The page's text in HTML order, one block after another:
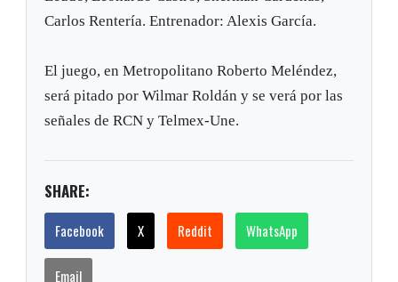
Carlos Rentería. Entrenador: Alexis García.
El juego, en Metropolitano Roberto Meléndez,
será pitado por Wilmar Roldán y se verá por las
señales de RCN y Telmex-Une.
SHARE:
Facebook X Reddit WhatsApp
Email